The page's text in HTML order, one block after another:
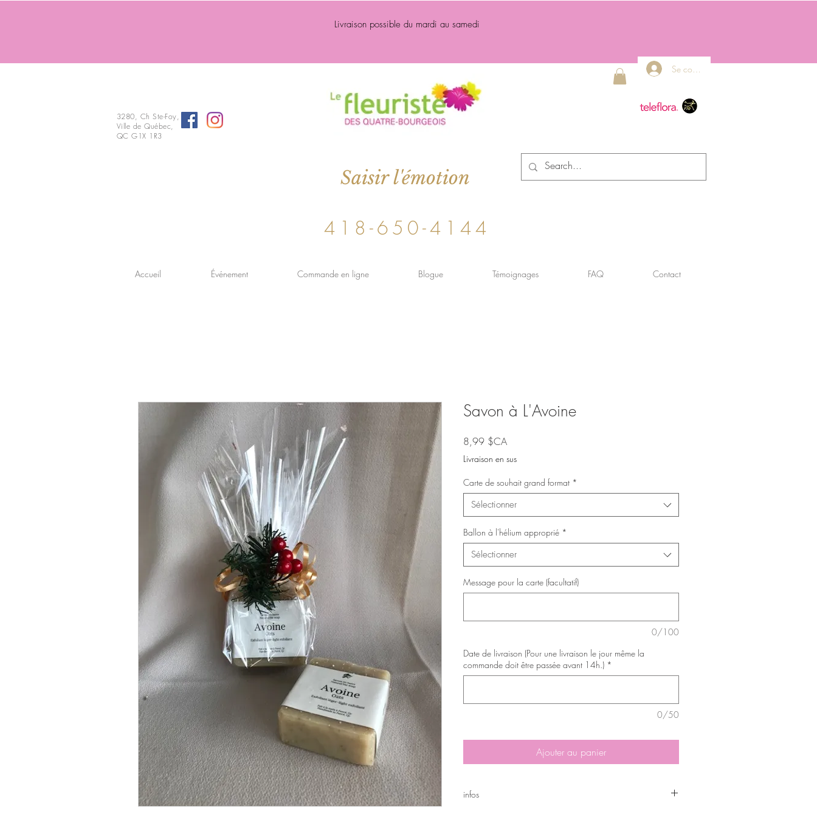
Livraison possible du mardi au samedi
3280, Ch Ste-Foy,
Ville de Québec,
QC G1X 1R3
Se connecter
Saisir l'émotion
418-650-4144
Accueil Événement Commande en ligne Blogue Témoignages FAQ Contact
Savon à L'Avoine
8,99 $CAPrix
Livraison en sus
Carte de souhait grand format *
Sélectionner
Ballon à l'hélium approprié *
Sélectionner
Message pour la carte (facultatif)
0/100
Date de livraison (Pour une livraison le jour même la
commande doit être passée avant 14h.) *
0/50
Ajouter au panier
infos